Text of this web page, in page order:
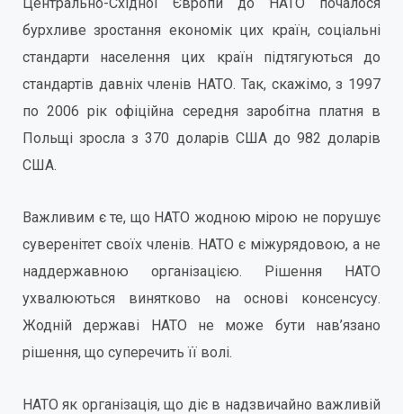
бурхливе зростання економік цих країн, соціальні
стандарти населення цих країн підтягуються до
стандартів давніх членів НАТО. Так, скажімо, з 1997
по 2006 рік офіційна середня заробітна платня в
Польщі зросла з 370 доларів США до 982 доларів
США.
Важливим є те, що НАТО жодною мірою не порушує
суверенітет своїх членів. НАТО є міжурядовою, а не
наддержавною організацією. Рішення НАТО
ухвалюються винятково на основі консенсусу.
Жодній державі НАТО не може бути нав’язано
рішення, що суперечить її волі.
НАТО як організація, що діє в надзвичайно важливій